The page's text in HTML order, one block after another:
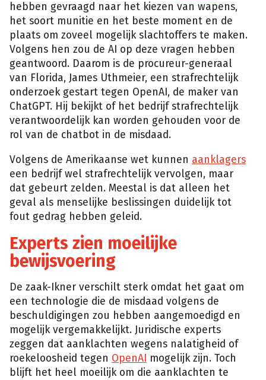
hebben gevraagd naar het kiezen van wapens,
het soort munitie en het beste moment en de
plaats om zoveel mogelijk slachtoffers te maken.
Volgens hen zou de AI op deze vragen hebben
geantwoord. Daarom is de procureur-generaal
van Florida, James Uthmeier, een strafrechtelijk
onderzoek gestart tegen OpenAI, de maker van
ChatGPT. Hij bekijkt of het bedrijf strafrechtelijk
verantwoordelijk kan worden gehouden voor de
rol van de chatbot in de misdaad.
Volgens de Amerikaanse wet kunnen aanklagers
een bedrijf wel strafrechtelijk vervolgen, maar
dat gebeurt zelden. Meestal is dat alleen het
geval als menselijke beslissingen duidelijk tot
fout gedrag hebben geleid.
Experts zien moeilijke
bewijsvoering
De zaak-Ikner verschilt sterk omdat het gaat om
een technologie die de misdaad volgens de
beschuldigingen zou hebben aangemoedigd en
mogelijk vergemakkelijkt. Juridische experts
zeggen dat aanklachten wegens nalatigheid of
roekeloosheid tegen OpenAI mogelijk zijn. Toch
blijft het heel moeilijk om die aanklachten te